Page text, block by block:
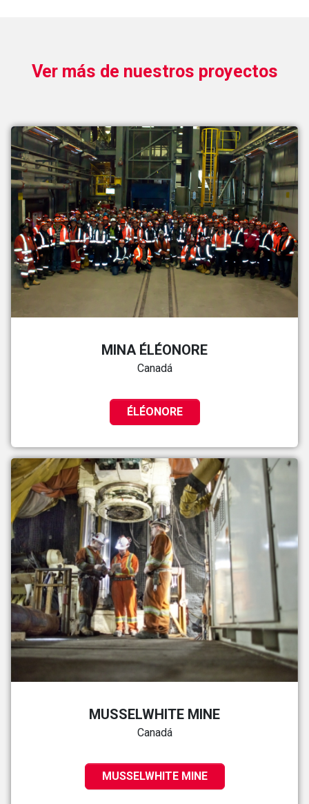
Ver más de nuestros proyectos
MINA ÉLÉONORE
Canadá
ÉLÉONORE
MUSSELWHITE MINE
Canadá
MUSSELWHITE MINE